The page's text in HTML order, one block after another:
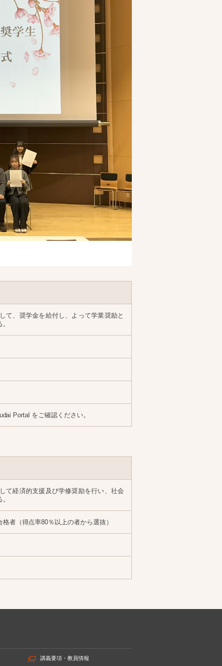
て、奨学金を給付し、よって学業奨励と
Portal をご確認ください。
て経済的支援及び学修奨励を行い、社会
者（得点率80％以上の者から選抜）
講義要項・教員情報